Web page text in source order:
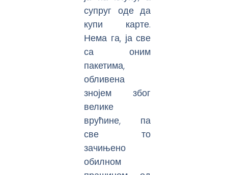
супруг оде да
купи карте.
Нема га, ја све
са оним
пакетима,
обливена
знојем због
велике
врућине, па
све то
зачињено
обилном